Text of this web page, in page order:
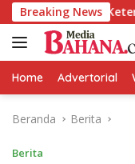
Langsung
ke
konten
Breaking News
Keterlibatan
Home Advertorial
Beranda Berita
Berita